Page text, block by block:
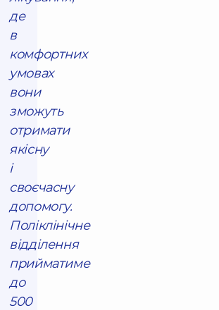
де
в
комфортних
умовах
вони
зможуть
отримати
якісну
і
своєчасну
допомогу.
Поліклінічне
відділення
прийматиме
до
500